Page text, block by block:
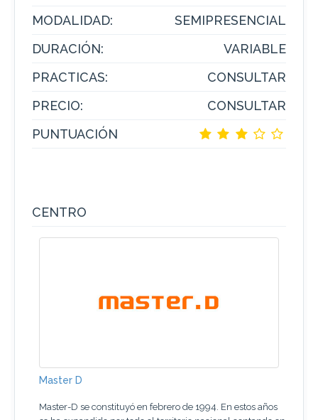
MODALIDAD:
SEMIPRESENCIAL
DURACIÓN:
VARIABLE
PRACTICAS:
CONSULTAR
PRECIO:
CONSULTAR
PUNTUACIÓN
CENTRO
Master D
Master-D se constituyó en febrero de 1994. En estos años